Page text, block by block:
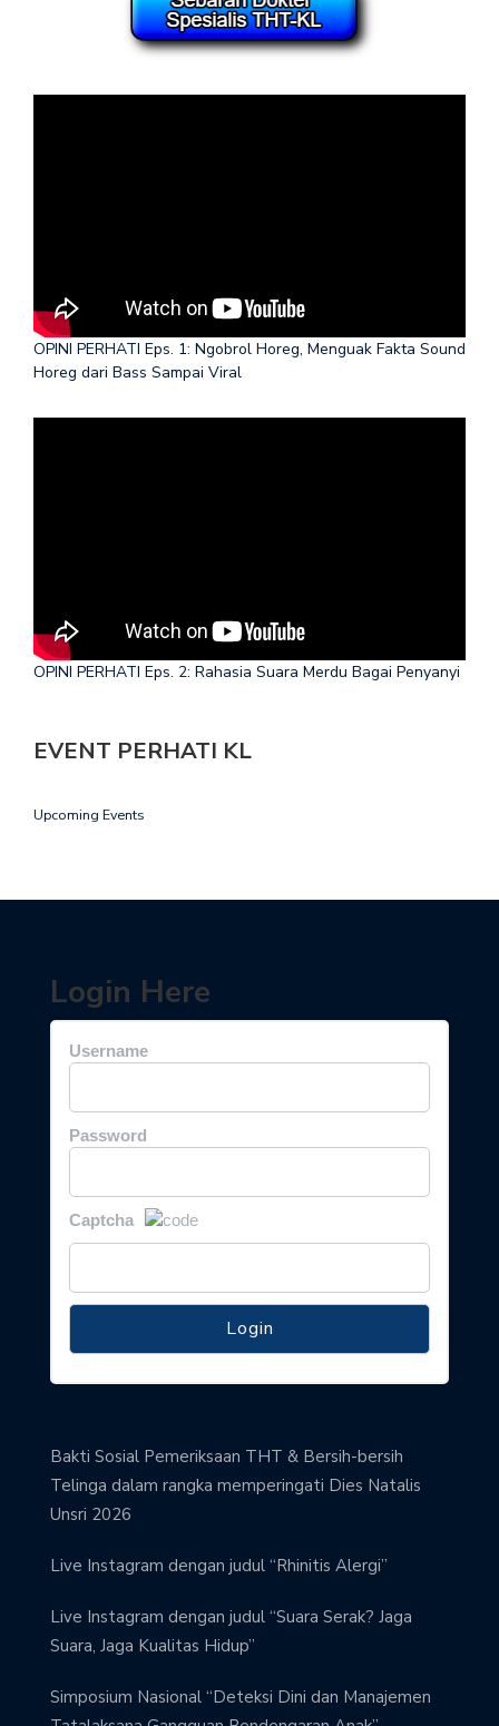
OPINI PERHATI Eps. 1: Ngobrol Horeg, Menguak Fakta Sound
Horeg dari Bass Sampai Viral
OPINI PERHATI Eps. 2: Rahasia Suara Merdu Bagai Penyanyi
EVENT PERHATI KL
Upcoming Events
Login Here
Username
Password
Captcha
Bakti Sosial Pemeriksaan THT & Bersih-bersih
Telinga dalam rangka memperingati Dies Natalis
Unsri 2026
Live Instagram dengan judul “Rhinitis Alergi”
Live Instagram dengan judul “Suara Serak? Jaga
Suara, Jaga Kualitas Hidup”
Simposium Nasional “Deteksi Dini dan Manajemen